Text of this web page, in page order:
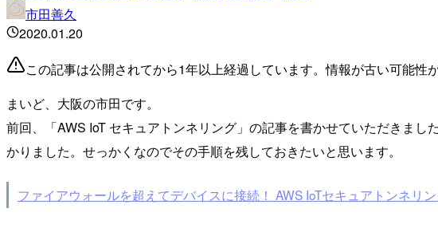
市田善久
2020.01.20
この記事は公開されてから1年以上経過しています。情報が古い可能性
まいど、大阪の市田です。
前回、「AWS IoT セキュアトンネリング」の記事を書かせていただきま
かりました。せっかくなのでその手順を残しておきたいと思います。
ファイアウォールを超えてデバイスに接続！ AWS IoTセキュアトンネリ